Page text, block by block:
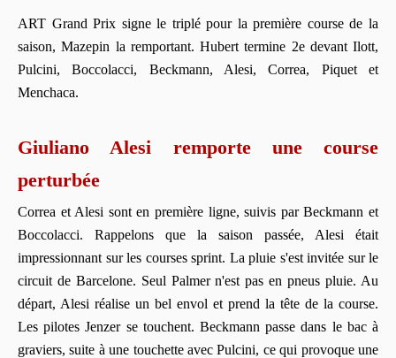
ART Grand Prix signe le triplé pour la première course de la
saison, Mazepin la remportant. Hubert termine 2e devant Ilott,
Pulcini, Boccolacci, Beckmann, Alesi, Correa, Piquet et
Menchaca.
Giuliano Alesi remporte une course
perturbée
Correa et Alesi sont en première ligne, suivis par Beckmann et
Boccolacci. Rappelons que la saison passée, Alesi était
impressionnant sur les courses sprint. La pluie s'est invitée sur le
circuit de Barcelone. Seul Palmer n'est pas en pneus pluie. Au
départ, Alesi réalise un bel envol et prend la tête de la course.
Les pilotes Jenzer se touchent. Beckmann passe dans le bac à
graviers, suite à une touchette avec Pulcini, ce qui provoque une